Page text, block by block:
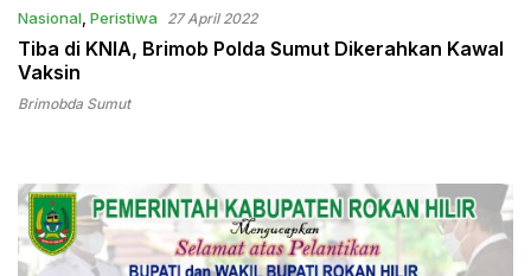
Nasional, Peristiwa 27 April 2022
Tiba di KNIA, Brimob Polda Sumut Dikerahkan Kawal
Vaksin
Brimobda Sumut